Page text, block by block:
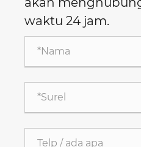
waktu 24 jam.